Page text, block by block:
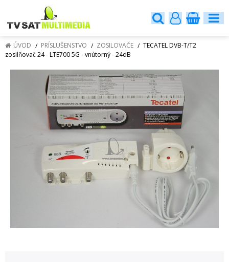
ÚVOD PRÍSLUŠENSTVO ZOSILOVAČE
TECATEL DVB-T/T2
zosilňovač 24 - LTE700 5G - vnútorný - 24dB